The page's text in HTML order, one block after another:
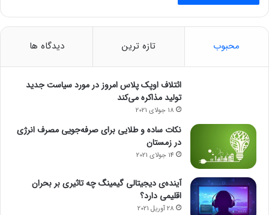
محبوب تازه ترین دیدگاه ها
ائتلاف اوپک پلاس امروز در مورد سیاست جدید
تولید مذاکره می‌کند
18 جولای 2021
نکات ساده و طلایی برای صرفه‌جویی مصرف انرژی
در زمستان
14 جولای 2021
آینده‌ی دیجیتالی گیمینگ چه تاثیری بر بحران
اقلیمی دارد؟
28 آوریل 2021